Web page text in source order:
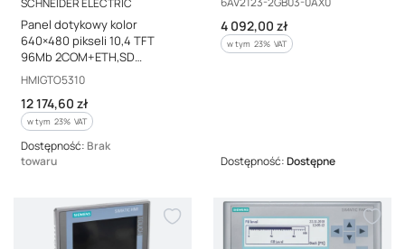
SCHNEIDER ELECTRIC
Panel dotykowy kolor
640×480 pikseli 10,4 TFT
96Mb 2COM+ETH,SD
HMIGTO5310
Kod producenta
HMIGTO5310
Cena brutto
12 174,60 zł
w tym %s VAT
w tym 23% VAT
Dostępność: Brak
towaru
Cena brutto
4 092,00 zł
w tym %s VAT
w tym 23% VAT
Dostępność:Dostępne